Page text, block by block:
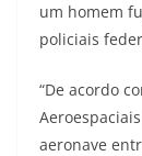
um homem
policiais
“De acordo
aeronave